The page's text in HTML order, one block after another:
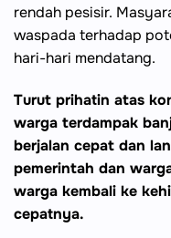
rendah pesisir.
waspada terhadap
hari-hari mendatang.
Turut prihatin atas
warga terdampak
berjalan cepat dan
pemerintah dan
warga kembali ke
cepatnya.